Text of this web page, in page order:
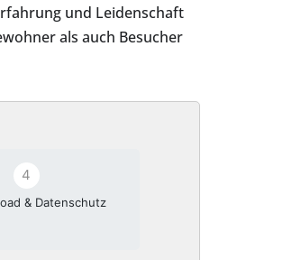
und Leidenschaft
als auch Besucher
4
& Datenschutz